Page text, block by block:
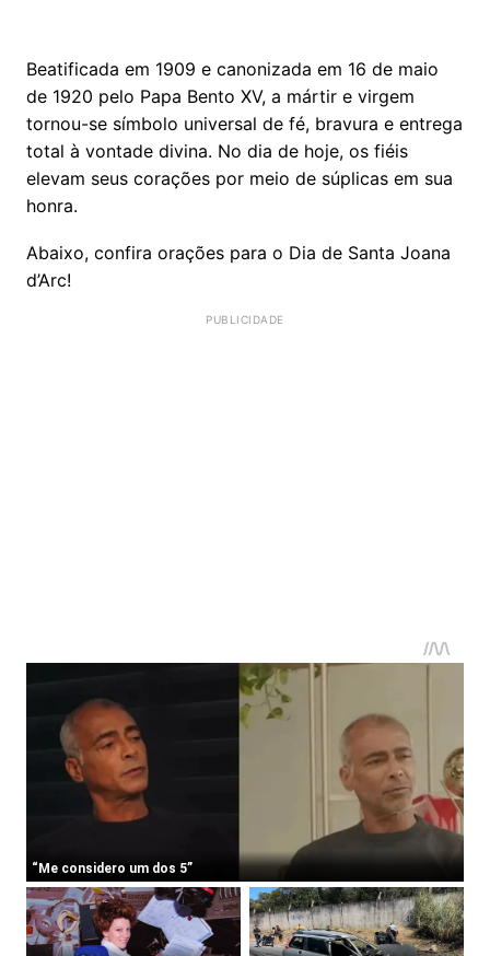
Beatificada em 1909 e canonizada em 16 de maio
de 1920 pelo Papa Bento XV, a mártir e virgem
tornou-se símbolo universal de fé, bravura e entrega
total à vontade divina. No dia de hoje, os fiéis
elevam seus corações por meio de súplicas em sua
honra.
Abaixo, confira orações para o Dia de Santa Joana
d’Arc!